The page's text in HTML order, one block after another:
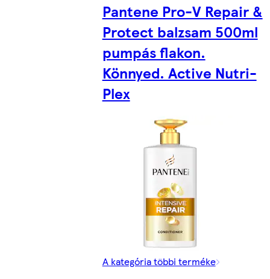
Pantene Pro-V Repair &
Protect balzsam 500ml
pumpás flakon.
Könnyed. Active Nutri-
Plex
A kategória többi terméke